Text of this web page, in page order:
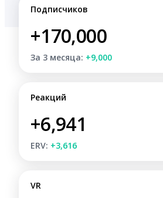
Подписчиков
+170,000
За 3 месяца: +9,000
Реакций
+6,941
ERV: +3,616
VR